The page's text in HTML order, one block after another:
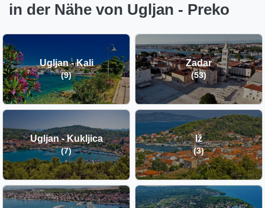
in der Nähe von Ugljan - Preko
Ugljan - Kali
(9)
Zadar
(53)
Ugljan - Kukljica
(7)
Iž
(3)